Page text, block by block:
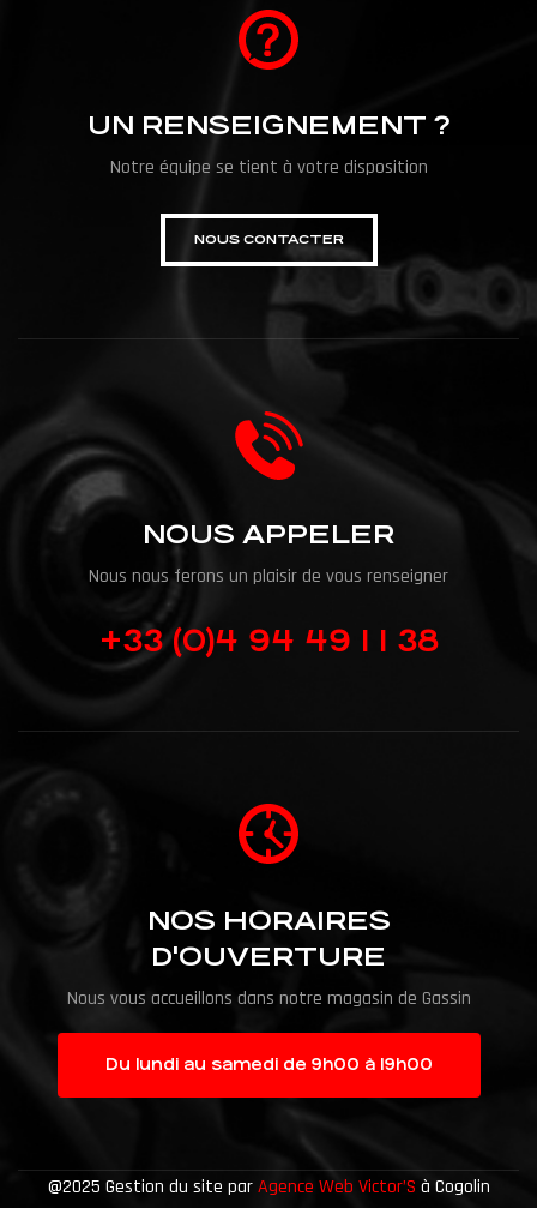
UN RENSEIGNEMENT ?
Notre équipe se tient à votre disposition
NOUS CONTACTER
NOUS APPELER
Nous nous ferons un plaisir de vous renseigner
+33 (0)4 94 49 1 1 38
NOS HORAIRES
D'OUVERTURE
Nous vous accueillons dans notre magasin de Gassin
Du lundi au samedi de 9h00 à 19h00
@2025 Gestion du site parAgence Web Victor’S à Cogolin